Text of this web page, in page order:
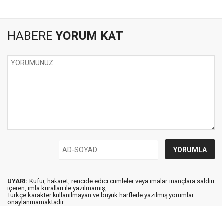
HABERE YORUM KAT
UYARI: Küfür, hakaret, rencide edici cümleler veya imalar, inançlara saldırı
içeren, imla kuralları ile yazılmamış,
Türkçe karakter kullanılmayan ve büyük harflerle yazılmış yorumlar
onaylanmamaktadır.